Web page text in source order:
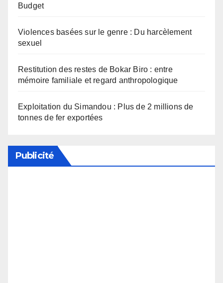
Budget
Violences basées sur le genre : Du harcèlement
sexuel
Restitution des restes de Bokar Biro : entre
mémoire familiale et regard anthropologique
Exploitation du Simandou : Plus de 2 millions de
tonnes de fer exportées
Publicité